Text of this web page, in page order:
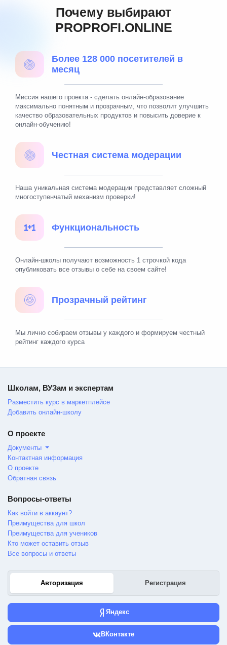
Почему выбирают
PROPROFI.ONLINE
Более 128 000 посетителей в
месяц
Миссия нашего проекта - сделать онлайн-образование
максимально понятным и прозрачным, что позволит улучшить
качество образовательных продуктов и повысить доверие к
онлайн-обучению!
Честная система модерации
Наша уникальная система модерации представляет сложный
многоступенчатый механизм проверки!
Функциональность
Онлайн-школы получают возможность 1 строчкой кода
опубликовать все отзывы о себе на своем сайте!
Прозрачный рейтинг
Мы лично собираем отзывы у каждого и формируем честный
рейтинг каждого курса
Школам, ВУЗам и экспертам
Разместить курс в маркетплейсе
Добавить онлайн-школу
О проекте
Документы
Контактная информация
О проекте
Обратная связь
Вопросы-ответы
Как войти в аккаунт?
Преимущества для школ
Преимущества для учеников
Кто может оставить отзыв
Все вопросы и ответы
Авторизация Регистрация
Яндекс
ВКонтакте